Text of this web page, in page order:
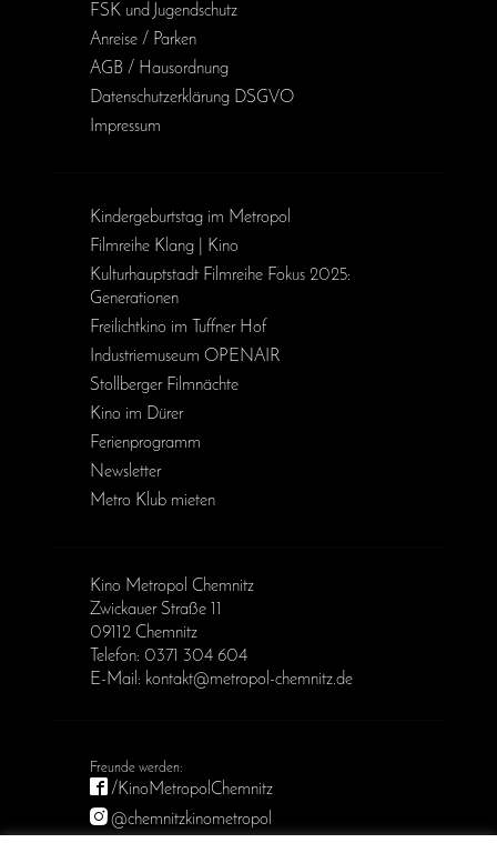
FSK und Jugendschutz
Anreise / Parken
AGB / Haus­ordnung
Daten­schutz­erklärung DSGVO
Impressum
Kinder­geburts­tag im Metropol
Filmreihe Klang | Kino
Kulturhauptstadt Filmreihe Fokus 2025:
Generationen
Freilichtkino im Tuffner Hof
Industriemuseum OPENAIR
Stollberger Filmnächte
Kino im Dürer
Ferienprogramm
Newsletter
Metro Klub mieten
Kino Metropol Chemnitz
Zwickauer Straße 11
09112 Chemnitz
Telefon: 0371 304 604
E-Mail: kontakt@metropol-chemnitz.de
/KinoMetropolChemnitz
@chemnitzkinometropol